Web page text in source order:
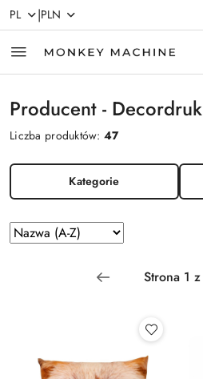
Przejdź do treści głównej
Przejdź do wyszukiwarki
Przejdź do moje konto
Przejdź do menu głównego
Przejdź do stopki
PL |PLN
Producent - Decordruk
Liczba produktów:47
Kategorie
Zastosowano
sortowanie:
Sortuj
według